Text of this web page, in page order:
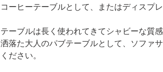
コーヒーテーブルとして、またはディスプ
テーブルは長く使われてきてシャビーな質感
洒落た大人のパブテーブルとして、ソファ
ください。